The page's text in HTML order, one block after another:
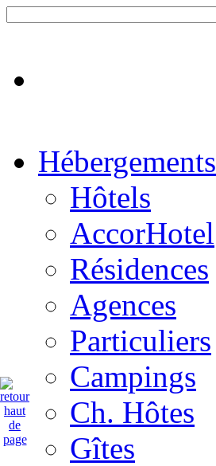
Hébergements
Hôtels
AccorHotel
Résidences
Agences
Particuliers
Campings
Ch. Hôtes
Gîtes